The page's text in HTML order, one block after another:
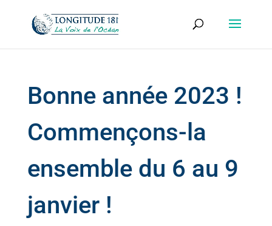
Bonne année 2023 !
Commençons-la
ensemble du 6 au 9
janvier !